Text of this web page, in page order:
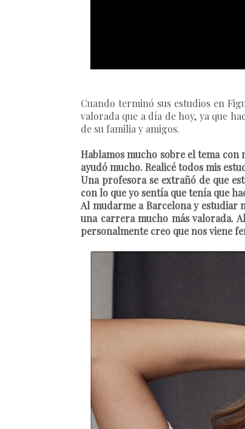
Cuando terminó sus estudios en
valorada que a día de hoy, ya que
de su familia y amigos.
Hablamos mucho sobre el tema
ayudó mucho. Realicé todos mis
Una profesora se extrañó de que
con lo que yo sentía que tenía que
Al mudarme a Barcelona y estudiar
una carrera mucho más valorada.
personalmente creo que nos viene